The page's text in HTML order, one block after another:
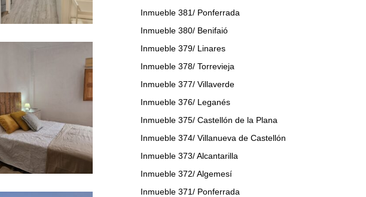
Inmueble 381/ Ponferrada
Inmueble 380/ Benifaió
Inmueble 379/ Linares
Inmueble 378/ Torrevieja
Inmueble 377/ Villaverde
Inmueble 376/ Leganés
Inmueble 375/ Castellón de la Plana
Inmueble 374/ Villanueva de Castellón
Inmueble 373/ Alcantarilla
Inmueble 372/ Algemesí
Inmueble 371/ Ponferrada